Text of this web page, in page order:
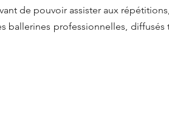
de pouvoir assister aux
ballerines professionnelles,